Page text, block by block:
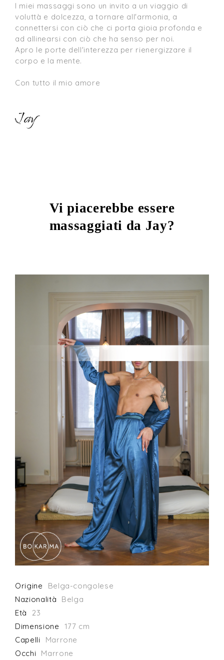
I miei massaggi sono un invito a un viaggio di
voluttà e dolcezza, a tornare all'armonia, a
connettersi con ciò che ci porta gioia profonda e
ad allinearsi con ciò che ha senso per noi.
Apro le porte dell'interezza per rienergizzare il
corpo e la mente.
Con tutto il mio amore
Jay
Vi piacerebbe essere
massaggiati da Jay?
Origine
Belga-congolese
Nazionalità
Belga
Età
23
Dimensione
177 cm
Capelli
Marrone
Occhi Marrone